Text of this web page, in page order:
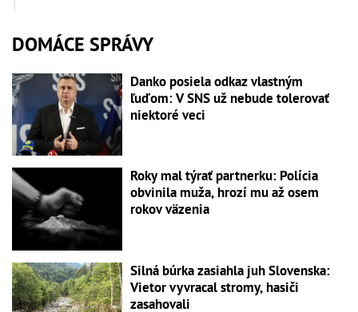
DOMÁCE SPRÁVY
Danko posiela odkaz vlastným
ľuďom: V SNS už nebude tolerovať
niektoré veci
Roky mal týrať partnerku: Polícia
obvinila muža, hrozí mu až osem
rokov väzenia
Silná búrka zasiahla juh Slovenska:
Vietor vyvracal stromy, hasiči
zasahovali